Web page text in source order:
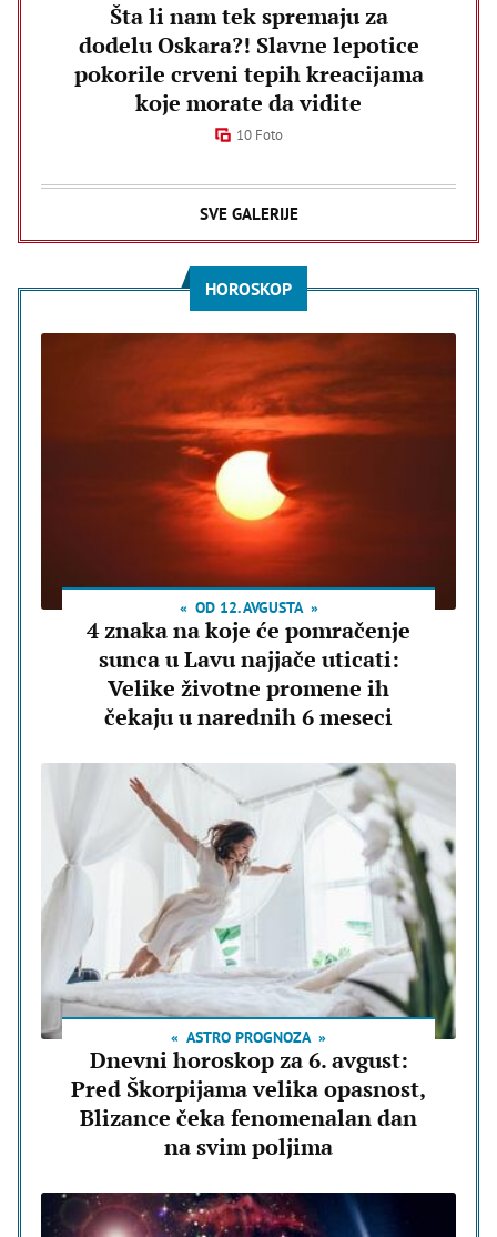
Šta li nam tek spremaju za
dodelu Oskara?! Slavne lepotice
pokorile crveni tepih kreacijama
koje morate da vidite
10 Foto
SVE GALERIJE
HOROSKOP
OD 12. AVGUSTA
4 znaka na koje će pomračenje
sunca u Lavu najjače uticati:
Velike životne promene ih
čekaju u narednih 6 meseci
ASTRO PROGNOZA
Dnevni horoskop za 6. avgust:
Pred Škorpijama velika opasnost,
Blizance čeka fenomenalan dan
na svim poljima